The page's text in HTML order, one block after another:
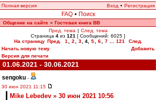
Полная версия Вход • Регистрация
FAQ • Поиск
Общение на сайте » Гостевая книга ВВ
Пред. тема | След. тема
Страница 4 из 121 [ Сообщений: 6025 ]
На страницу Пред. 1 2 3 4, 5 6 7 121
След.
Начать новую тему
Добавить
Версия для печати
01.06.2021 - 30.06.2021
sengoku -
30 июн 2021 11:15
Mike Lebedev » 30 июн 2021 10:56